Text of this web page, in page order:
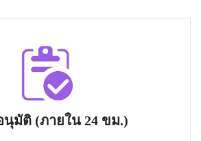
นุมัติ (ภายใน 24 ขม.)